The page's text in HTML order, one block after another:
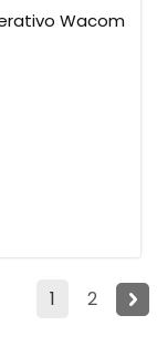
Wacom
1 2